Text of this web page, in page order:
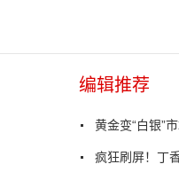
编辑推荐
黄金变“白银”
疯狂刷屏！丁